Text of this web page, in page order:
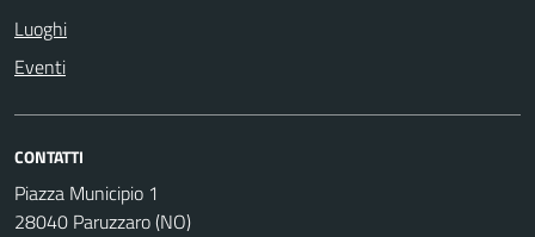
Luoghi
Eventi
CONTATTI
Piazza Municipio 1
28040 Paruzzaro (NO)